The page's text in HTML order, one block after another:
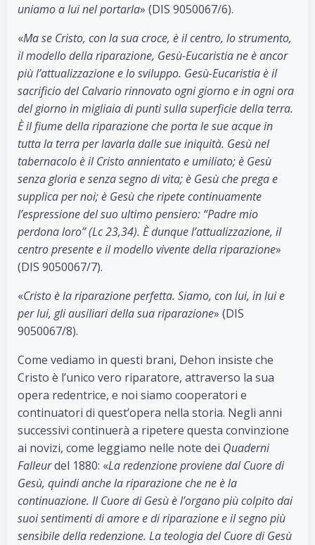
uniamo a lui nel portarla» (DIS 9050067/6).
«Ma se Cristo, con la sua croce, è il centro, lo strumento,
il modello della riparazione, Gesù-Eucaristia ne è ancor
più l’attualizzazione e lo sviluppo. Gesù-Eucaristia è il
sacrificio del Calvario rinnovato ogni giorno e in ogni ora
del giorno in migliaia di punti sulla superficie della terra.
È il fiume della riparazione che porta le sue acque in
tutta la terra per lavarla dalle sue iniquità. Gesù nel
tabernacolo è il Cristo annientato e umiliato; è Gesù
senza gloria e senza segno di vita; è Gesù che prega e
supplica per noi; è Gesù che ripete continuamente
l’espressione del suo ultimo pensiero: “Padre mio
perdona loro” (Lc 23,34). È dunque l’attualizzazione, il
centro presente e il modello vivente della riparazione»
(DIS 9050067/7).
«Cristo è la riparazione perfetta. Siamo, con lui, in lui e
per lui, gli ausiliari della sua riparazione» (DIS
9050067/8).
Come vediamo in questi brani, Dehon insiste che
Cristo è l’unico vero riparatore, attraverso la sua
opera redentrice, e noi siamo cooperatori e
continuatori di quest’opera nella storia. Negli anni
successivi continuerà a ripetere questa convinzione
ai novizi, come leggiamo nelle note dei Quaderni
Falleurdel 1880: «La redenzione proviene dal Cuore di
Gesù, quindi anche la riparazione che ne è la
continuazione. Il Cuore di Gesù è l’organo più colpito dai
suoi sentimenti di amore e di riparazione e il segno più
sensibile della redenzione. La teologia del Cuore di Gesù